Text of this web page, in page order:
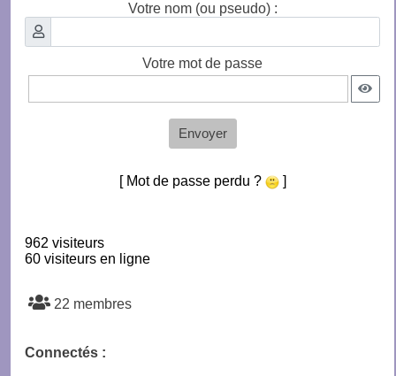
Votre nom (ou pseudo) :
Votre mot de passe
Envoyer
[ Mot de passe perdu ? ]
962 visiteurs
60 visiteurs en ligne
22 membres
Connectés :